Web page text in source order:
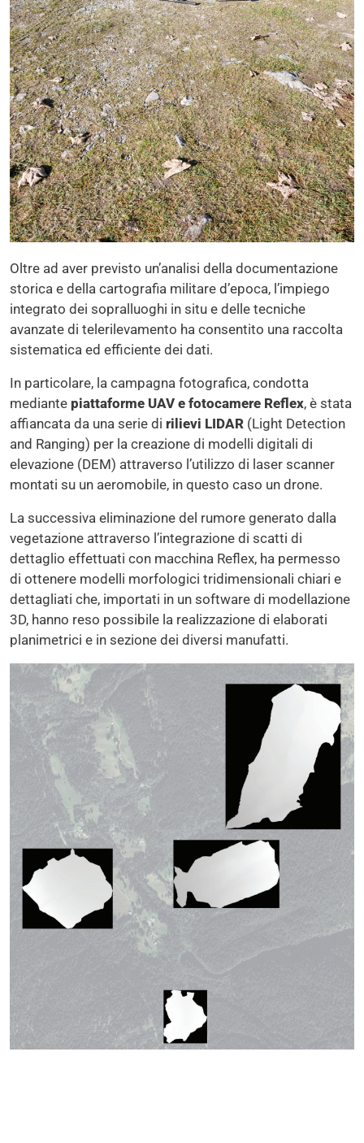
Oltre ad aver previsto un’analisi della documentazione
storica e della cartografia militare d’epoca, l’impiego
integrato dei sopralluoghi in situ e delle tecniche
avanzate di telerilevamento ha consentito una raccolta
sistematica ed efficiente dei dati.
In particolare, la campagna fotografica, condotta
mediante piattaforme UAV e fotocamere Reflex, è stata
affiancata da una serie di rilievi LIDAR (Light Detection
and Ranging) per la creazione di modelli digitali di
elevazione (DEM) attraverso l’utilizzo di laser scanner
montati su un aeromobile, in questo caso un drone.
La successiva eliminazione del rumore generato dalla
vegetazione attraverso l’integrazione di scatti di
dettaglio effettuati con macchina Reflex, ha permesso
di ottenere modelli morfologici tridimensionali chiari e
dettagliati che, importati in un software di modellazione
3D, hanno reso possibile la realizzazione di elaborati
planimetrici e in sezione dei diversi manufatti.